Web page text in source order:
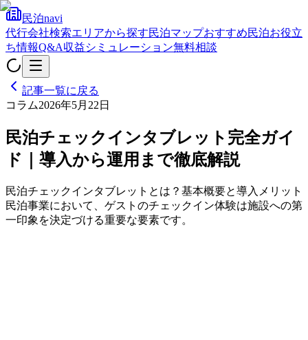
民泊navi
代行会社検索エリアから探す民泊マップおすすめ民泊お役立
ち情報Q&A収益シミュレーション無料相談
記事一覧に戻る
コラム2026年5月22日
民泊チェックインタブレット完全ガイ
ド｜導入から運用まで徹底解説
民泊チェックインタブレットとは？基本概要と導入メリット
民泊事業において、ゲストのチェックイン体験は施設への第
一印象を決定づける重要な要素です。